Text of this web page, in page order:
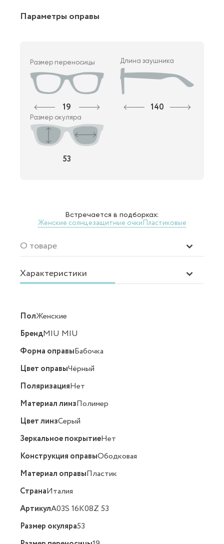
Параметры оправы
Размер переносицы
19
Длина заушника
140
Размер окуляра
53
Встречается в подборках:
Женские солнцезащитные очкиПластиковые
О товаре
Характеристики
ПолЖенские
БрендMIU MIU
Форма оправыБабочка
Цвет оправыЧёрный
ПоляризацияНет
Материал линзПолимер
Цвет линзСерый
Зеркальное покрытиеНет
Конструкция оправыОбодковая
Материал оправыПластик
СтранаИталия
АртикулA03S 16K08Z 53
Размер окуляра53